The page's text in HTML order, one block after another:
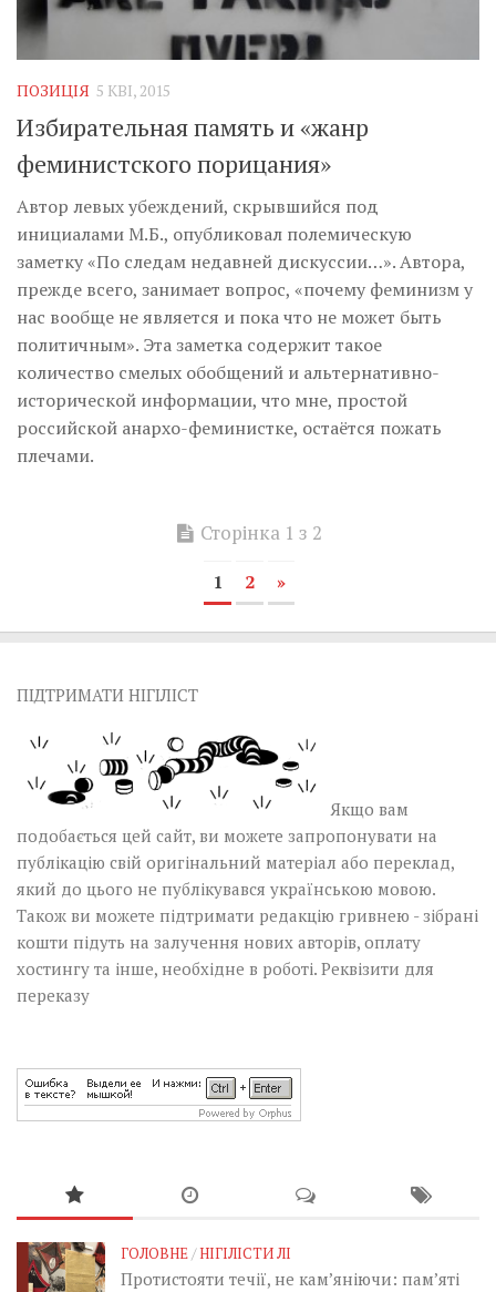
ПОЗИЦІЯ 5 КВІ, 2015
Избирательная память и «жанр
феминистского порицания»
Автор левых убеждений, скрывшийся под
инициалами М.Б., опубликовал полемическую
заметку «По следам недавней дискуссии…». Автора,
прежде всего, занимает вопрос, «почему феминизм у
нас вообще не является и пока что не может быть
политичным». Эта заметка содержит такое
количество смелых обобщений и альтернативно-
исторической информации, что мне, простой
российской анархо-феминистке, остаётся пожать
плечами.
Сторінка 1 з 2
1 2 »
ПІДТРИМАТИ НІГІЛІСТ
Якщо вам
подобається цей сайт, ви можете запропонувати на
публікацію свій оригінальний матеріал або переклад,
який до цього не публікувався українською мовою.
Також ви можете підтримати редакцію гривнею - зібрані
кошти підуть на залучення нових авторів, оплату
хостингу та інше, необхідне в роботі. Реквізити для
переказу
ГОЛОВНЕ/НІГІЛІСТИ ЛІ
Протистояти течії, не кам’яніючи: пам’яті